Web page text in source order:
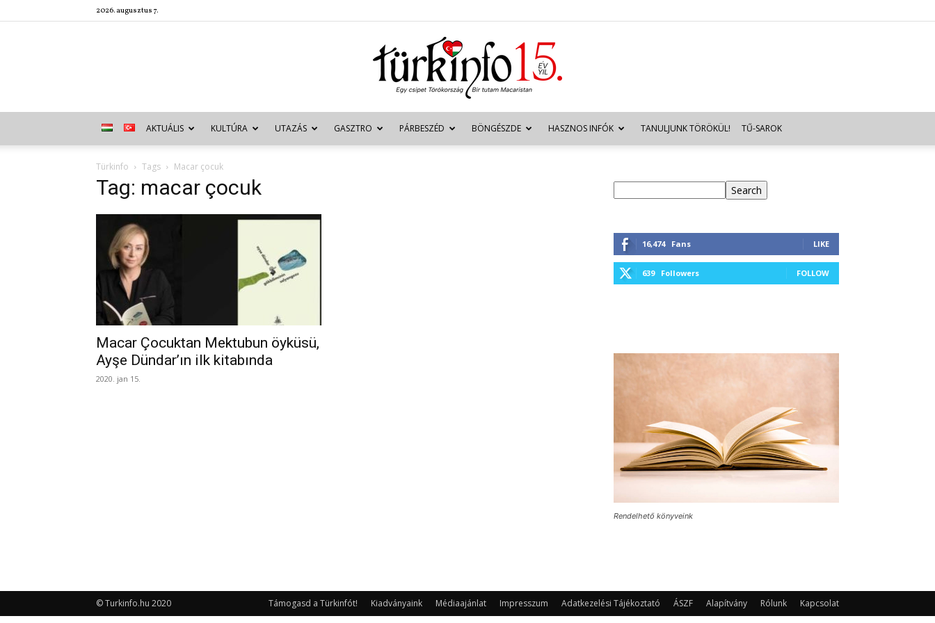
2026. augusztus 7.
Türkinfo
AKTUÁLIS KULTÚRA UTAZÁS GASZTRO PÁRBESZÉD BÖNGÉSZDE HASZNOS INFÓK TANULJUNK TÖRÖKÜL! TŰ-SAROK
Türkinfo Tags Macar çocuk
Tag: macar çocuk
Macar Çocuktan Mektubun öyküsü,
Ayşe Dündar’ın ilk kitabında
2020. jan 15.
Search
16,474 Fans LIKE
639 Followers FOLLOW
Rendelhető könyveink
Támogasd a Türkinfót! Kiadványaink Médiaajánlat Impresszum Adatkezelési Tájékoztató ÁSZF Alapítvány Rólunk Kapcsolat
© Turkinfo.hu 2020